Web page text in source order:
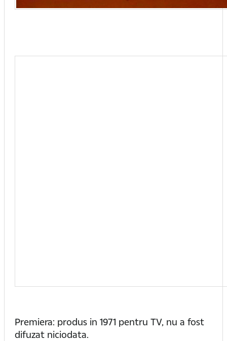
Premiera: produs in 1971 pentru TV, nu a fost
difuzat niciodata.